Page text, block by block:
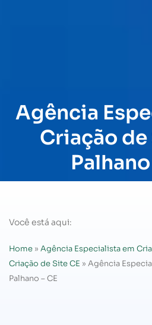
Agência
Criação de
Você está aqui:
Home » Agência Especialista em
Criação de Site CE » Agência
Palhano – CE